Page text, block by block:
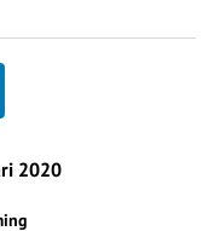
2020